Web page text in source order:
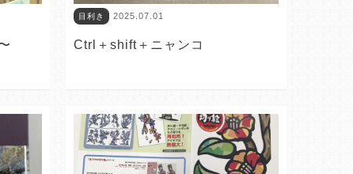
目利き 2025.07.01
Ctrl＋shift＋ニャンコ